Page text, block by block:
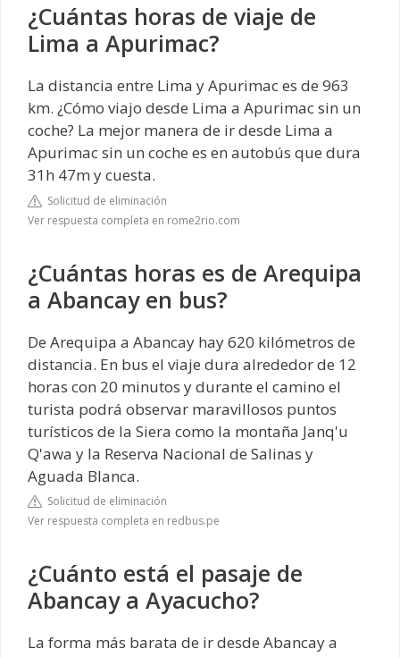
¿Cuántas horas de viaje de
Lima a Apurimac?
La distancia entre Lima y Apurimac es de 963
km. ¿Cómo viajo desde Lima a Apurimac sin un
coche? La mejor manera de ir desde Lima a
Apurimac sin un coche es en autobús que dura
31h 47m y cuesta.
Solicitud de eliminación
Ver respuesta completa en rome2rio.com
¿Cuántas horas es de Arequipa
a Abancay en bus?
De Arequipa a Abancay hay 620 kilómetros de
distancia. En bus el viaje dura alrededor de 12
horas con 20 minutos y durante el camino el
turista podrá observar maravillosos puntos
turísticos de la Siera como la montaña Janq'u
Q'awa y la Reserva Nacional de Salinas y
Aguada Blanca.
Solicitud de eliminación
Ver respuesta completa en redbus.pe
¿Cuánto está el pasaje de
Abancay a Ayacucho?
La forma más barata de ir desde Abancay a